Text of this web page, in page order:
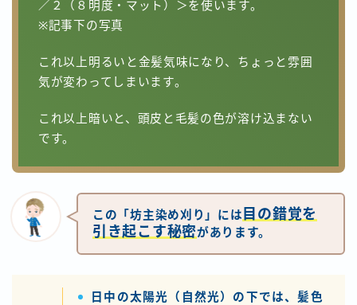
／２（８明度・マット）＞を使います。
※記事下の写真
これ以上明るいと金髪気味になり、ちょっと雰囲
気が変わってしまいます。
これ以上暗いと、頭皮と毛髪の色が溶け込まない
です。
この「坊主染め刈り」には 目の錯覚を
引き起こす秘密があります。
日中の太陽光（自然光）の下では、髪色